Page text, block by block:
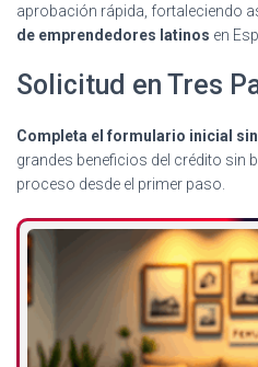
aprobación rápida, fortaleciendo
de emprendedores latinos en
Solicitud en Tres
Completa el formulario inicial
grandes beneficios del crédito sin
proceso desde el primer paso.